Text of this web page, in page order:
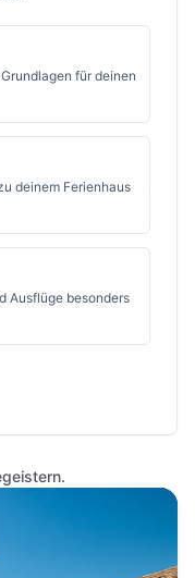
für deinen
deinem Ferienhaus
Ausflüge besonders